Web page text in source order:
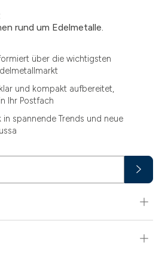
rund um Edelmetalle.
über die wichtigsten
und kompakt aufbereitet,
Ihr Postfach
in spannende Trends und neue